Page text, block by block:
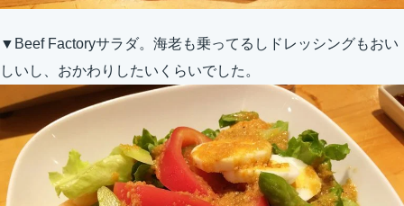
▼Beef Factoryサラダ。海老も乗ってるしドレッシングもおい
しいし、おかわりしたいくらいでした。